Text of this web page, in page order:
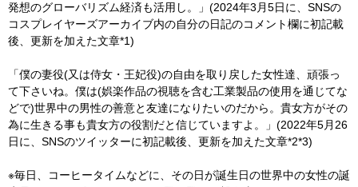
発想のグローバリズム経済も活用し。」(2024年3月5日に、SNSの
コスプレイヤーズアーカイブ内の自分の日記のコメント欄に初記載
後、更新を加えた文章*1)
「僕の妻役(又は侍女・王妃役)の自由を取り戻した女性達、頑張っ
て下さいね。僕は(娯楽作品の視聴を含む工業製品の使用を通じてな
どで)世界中の男性の善意と友達になりたいのだから。貴女方がその
為に生きる事も貴女方の役割だと信じていますよ。」(2022年5月26
日に、SNSのツイッターに初記載後、更新を加えた文章*2*3)
※毎日、コーヒータイムなどに、その日が誕生日の世界中の女性の誕